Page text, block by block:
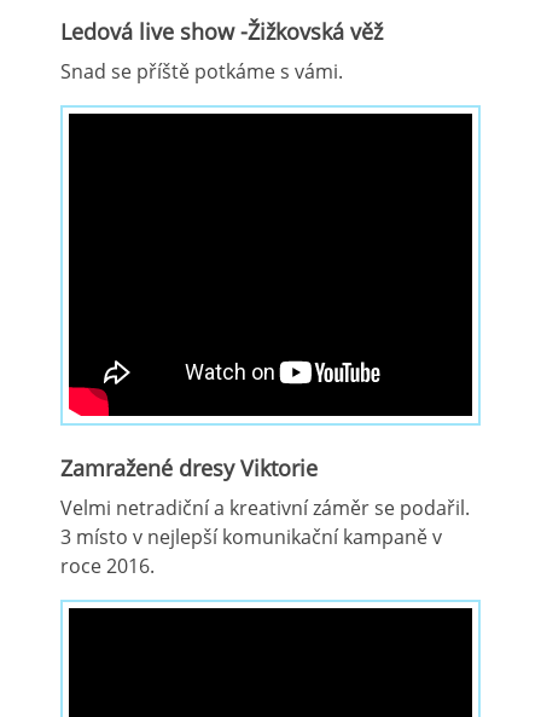
Ledová live show -Žižkovská věž
Snad se příště potkáme s vámi.
Zamražené dresy Viktorie
Velmi netradiční a kreativní záměr se podařil.
3 místo v nejlepší komunikační kampaně v
roce 2016.